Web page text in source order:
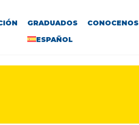
GRADUADOS
CONOCENOS
ESPAÑOL